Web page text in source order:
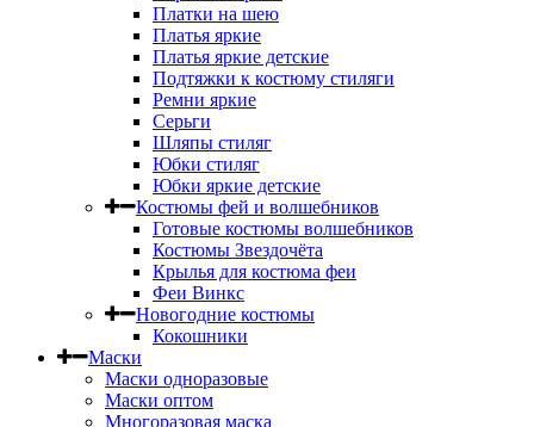
Платки на шею
Платья яркие
Платья яркие детские
Подтяжки к костюму стиляги
Ремни яркие
Серьги
Шляпы стиляг
Юбки стиляг
Юбки яркие детские
Костюмы фей и волшебников
Готовые костюмы волшебников
Костюмы Звездочёта
Крылья для костюма феи
Феи Винкс
Новогодние костюмы
Кокошники
Маски
Маски одноразовые
Маски оптом
Многоразовая маска